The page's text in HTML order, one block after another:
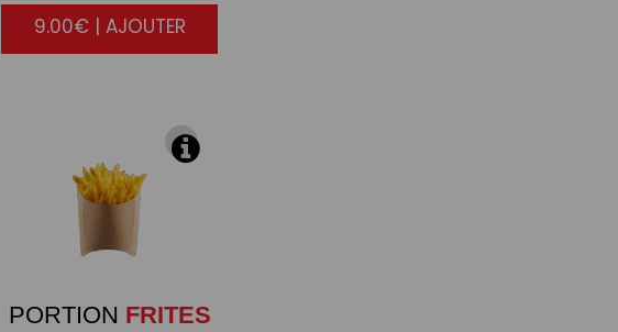
9.00€ | AJOUTER
PORTION FRITES